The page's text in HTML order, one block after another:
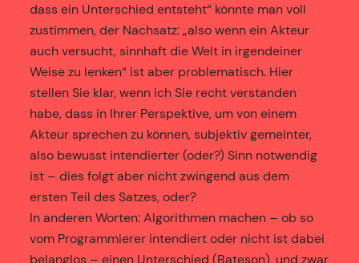
dass ein Unterschied entsteht“ könnte man voll
zustimmen, der Nachsatz: „also wenn ein Akteur
auch versucht, sinnhaft die Welt in irgendeiner
Weise zu lenken“ ist aber problematisch. Hier
stellen Sie klar, wenn ich Sie recht verstanden
habe, dass in Ihrer Perspektive, um von einem
Akteur sprechen zu können, subjektiv gemeinter,
also bewusst intendierter (oder?) Sinn notwendig
ist – dies folgt aber nicht zwingend aus dem
ersten Teil des Satzes, oder?
In anderen Worten: Algorithmen machen – ob so
vom Programmierer intendiert oder nicht ist dabei